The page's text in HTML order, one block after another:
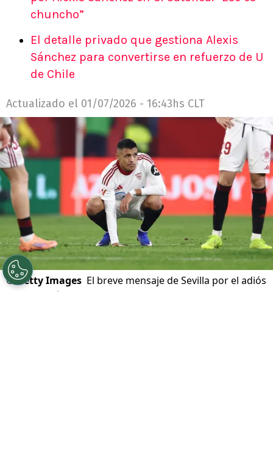
chuncho”
El detalle privado que gestiona Alexis
Sánchez para convertirse en refuerzo de U
de Chile
Actualizado el 01/07/2026 - 16:43hs CLT
©Getty Images El breve mensaje de Sevilla por el adiós
de Alexis Sánchez.